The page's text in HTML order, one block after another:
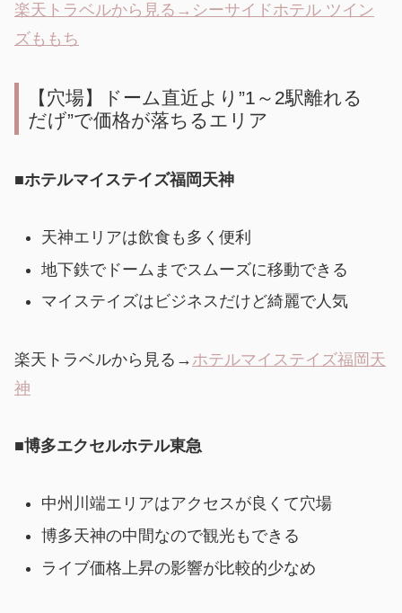
楽天トラベルから見る→シーサイドホテル ツイン
ズももち
【穴場】ドーム直近より”1～2駅離れる
だげ”で価格が落ちるエリア
■ホテルマイステイズ福岡天神
天神エリアは飲食も多く便利
地下鉄でドームまでスムーズに移動できる
マイステイズはビジネスだけど綺麗で人気
楽天トラベルから見る→ ホテルマイステイズ福岡天
神
■博多エクセルホテル東急
中州川端エリアはアクセスが良くて穴場
博多天神の中間なので観光もできる
ライブ価格上昇の影響が比較的少なめ